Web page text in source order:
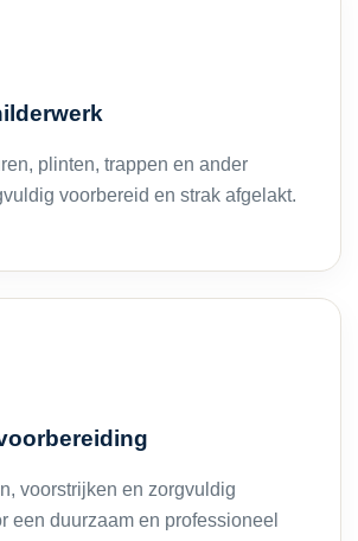
plinten, trappen en ander
voorbereid en strak afgelakt.
voorstrijken en zorgvuldig
een duurzaam en professioneel